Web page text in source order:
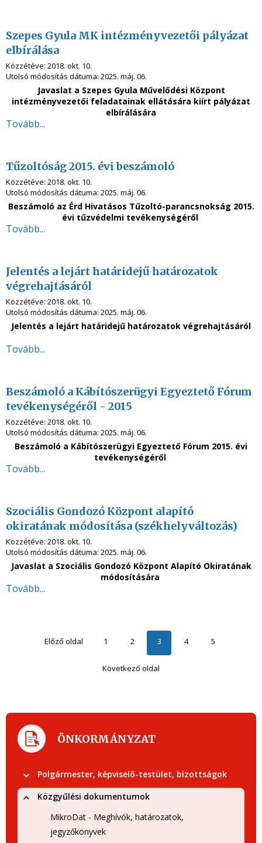
Szepes Gyula MK intézményvezetői pályázat
elbírálása
Közzétéve: 2018. okt. 10.
Utolsó módosítás dátuma: 2025. máj. 06.
Javaslat a Szepes Gyula Művelődési Központ
intézményvezetői feladatainak ellátására kiírt pályázat
elbírálására
Tovább...
Tűzoltóság 2015. évi beszámoló
Közzétéve: 2018. okt. 10.
Utolsó módosítás dátuma: 2025. máj. 06.
Beszámoló az Érd Hivatásos Tűzoltó-parancsnokság 2015.
évi tűzvédelmi tevékenységéről
Tovább...
Jelentés a lejárt határidejű határozatok
végrehajtásáról
Közzétéve: 2018. okt. 10.
Utolsó módosítás dátuma: 2025. máj. 06.
Jelentés a lejárt határidejű határozatok végrehajtásáról
Tovább...
Beszámoló a Kábítószerügyi Egyeztető Fórum
tevékenységéről - 2015
Közzétéve: 2018. okt. 10.
Utolsó módosítás dátuma: 2025. máj. 06.
Beszámoló a Kábítószerügyi Egyeztető Fórum 2015. évi
tevékenységéről
Tovább...
Szociális Gondozó Központ alapító
okiratának módosítása (székhelyváltozás)
Közzétéve: 2018. okt. 10.
Utolsó módosítás dátuma: 2025. máj. 06.
Javaslat a Szociális Gondozó Központ Alapító Okiratának
módosítására
Tovább...
Előző oldal 1 2 3 4 5
Következő oldal
ÖNKORMÁNYZAT
Polgármester, képviselő-testület, bizottságok
Közgyűlési dokumentumok
MikroDat - Meghívók, határozatok,
jegyzőkönyvek